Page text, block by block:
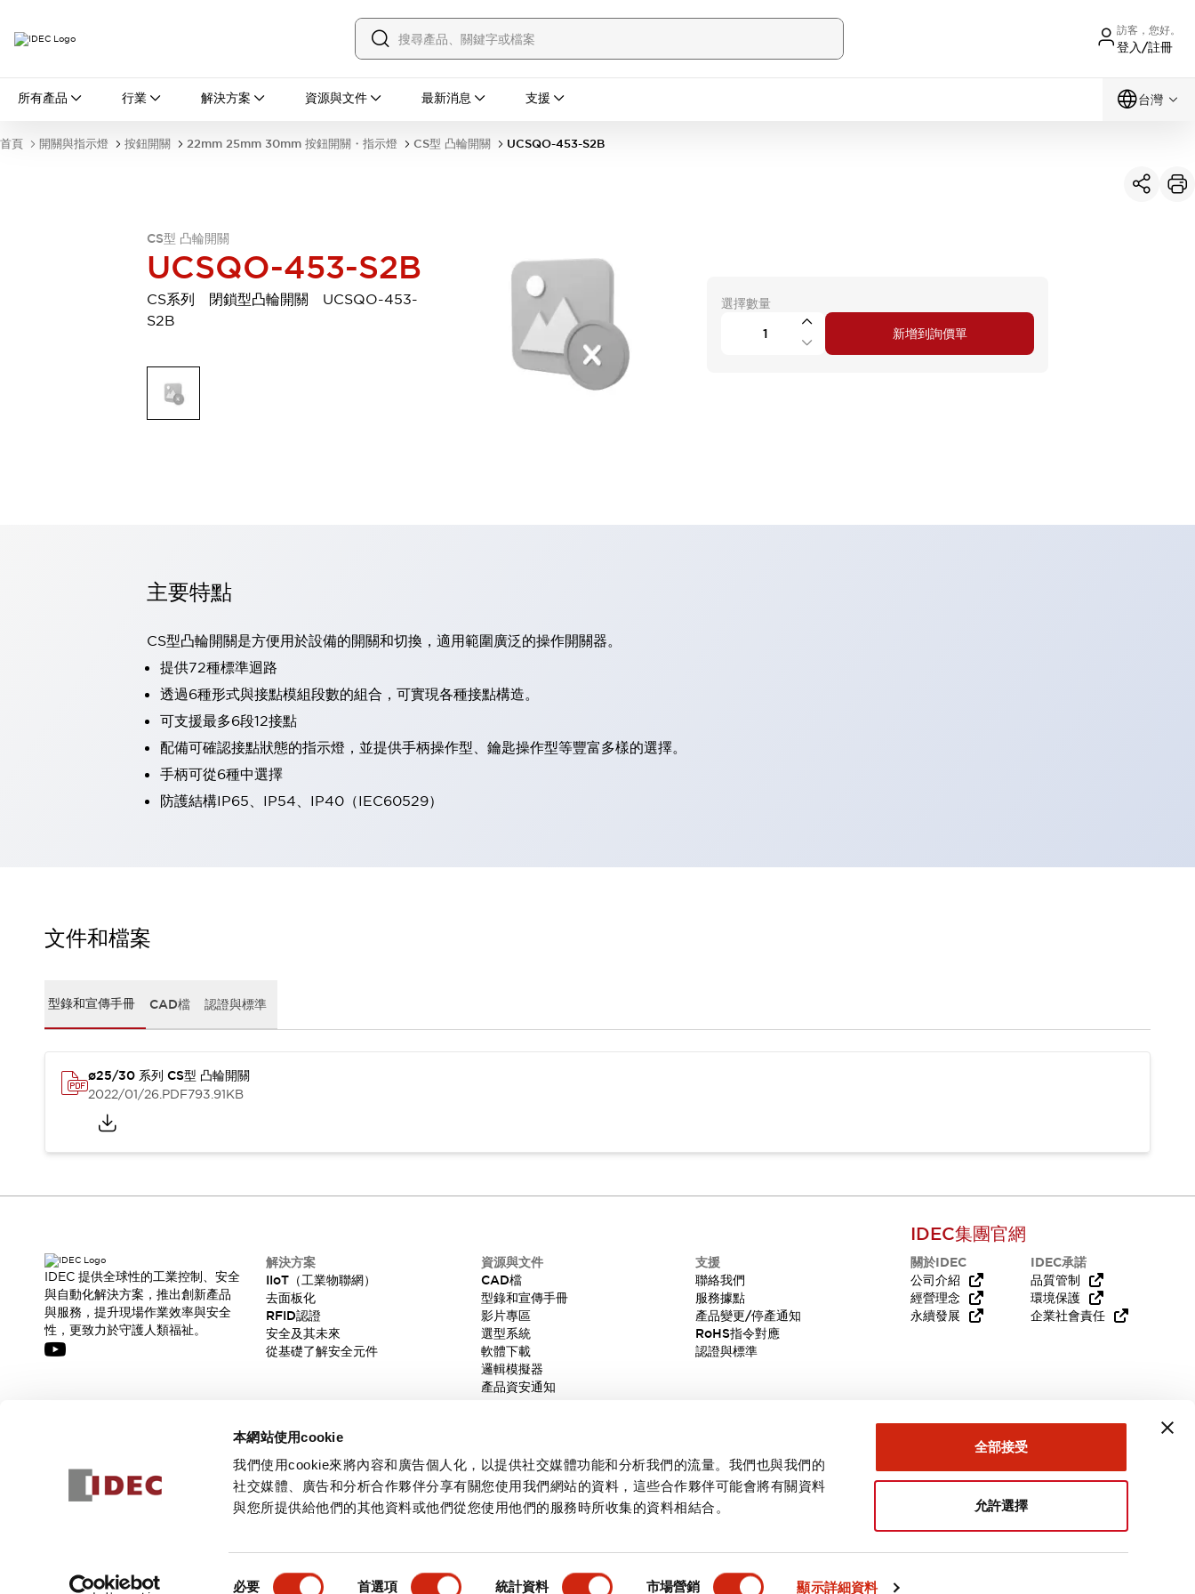
本網站使用cookie
我們使用cookie來將內容和廣告個人化，以提供社交媒體功能和分析我們的流量。我們也與我們的
社交媒體、廣告和分析合作夥伴分享有關您使用我們網站的資料，這些合作夥伴可能會將有關資料
與您所提供給他們的其他資料或他們從您使用他們的服務時所收集的資料相結合。
必要 首選項 統計資料 市場營銷 顯示詳細資料
全部接受
允許選擇
訪客，您好。
登入/註冊
所有產品 行業 解決方案 資源與文件 最新消息 支援 台灣
所有產品
開關與指示燈
指示燈和蜂鳴器
工業機器人的潛在風險，從第三者角度徹底驗證
兼顧良好的視認性及減少維修工時
最適合小型裝置的安全對策瀏覽全部
降低機床成本的技巧簡單的讓人意外
尋找讓機床更小型化的可能性
從外觀設計的觀點提升機床的附加價值
預防導致機器故障的「瞬停」
3位置促動開關確保綜合加工中心機的安全性
瞬間完成開關的更換，避免停機時間拉長
解決方案
IIoT（工業物聯網）
去面板化RFID 認證
安全及其未來
安全及其未來 | 解決⽅案
從基礎了解安全元件
瀏覽全部
CAD檔
選型系統
軟體下載
邏輯模擬器
產品資安通知
最新消息
服務據點
產品變更/停產通知
需要幫助嗎？
首頁 開關與指示燈 按鈕開關 22mm 25mm 30mm 按鈕開關・指示燈 CS型 凸輪開關 UCSQO-453-S2B
CS型 凸輪開關
UCSQO-453-S2B
CS系列 閉鎖型凸輪開關 UCSQO-453-
S2B
選擇數量
新增到詢價單
主要特點
CS型凸輪開關是方便用於設備的開關和切換，適用範圍廣泛的操作開關器。
提供72種標準迴路
透過6種形式與接點模組段數的組合，可實現各種接點構造。
可支援最多6段12接點
配備可確認接點狀態的指示燈，並提供手柄操作型、鑰匙操作型等豐富多樣的選擇。
手柄可從6種中選擇
防護結構IP65、IP54、IP40（IEC60529）
文件和檔案
型錄和宣傳手冊 CAD檔 認證與標準
ø25/30 系列 CS型 凸輪開關
2022/01/26.PDF793.91KB
IDEC 提供全球性的工業控制、安全
與自動化解決方案，推出創新產品
與服務，提升現場作業效率與安全
性，更致力於守護人類福祉。
解決方案
IIoT（工業物聯網）
去面板化
RFID認證
安全及其未來
從基礎了解安全元件
資源與文件
CAD檔
型錄和宣傳手冊
影片專區
選型系統
軟體下載
邏輯模擬器
產品資安通知
支援
聯絡我們
服務據點
產品變更/停產通知
RoHS指令對應
認證與標準
IDEC集團官網
關於IDEC
公司介紹
經營理念
永續發展
IDEC承諾
品質管制
環境保護
企業社會責任
訂閱
隱私權政策使用條款 台灣